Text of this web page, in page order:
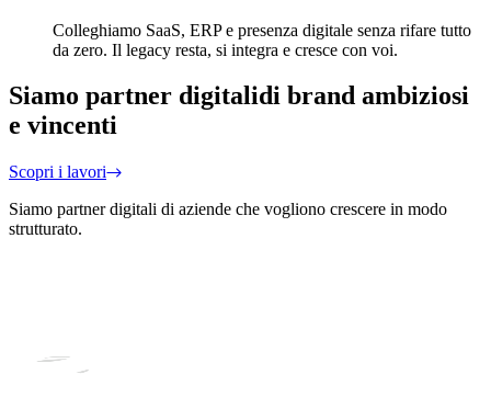
Colleghiamo SaaS, ERP e presenza digitale senza rifare tutto
da zero. Il legacy resta, si integra e cresce con voi.
Siamo partner digitalidi brand ambiziosi
e vincenti
Scopri i lavori
Siamo partner digitali di aziende che vogliono crescere in modo
strutturato.